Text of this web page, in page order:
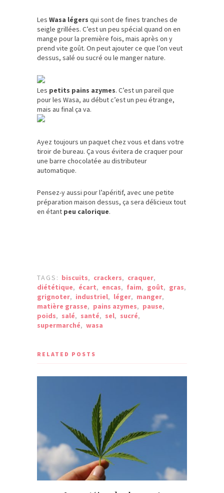
Les Wasa légers qui sont de fines tranches de
seigle grillées. C’est un peu spécial quand on en
mange pour la première fois, mais après on y
prend vite goût. On peut ajouter ce que l’on veut
dessus, salé ou sucré ou le manger nature.
Les petits pains azymes. C’est un pareil que
pour les Wasa, au début c’est un peu étrange,
mais au final ça va.
Ayez toujours un paquet chez vous et dans votre
tiroir de bureau. Ça vous évitera de craquer pour
une barre chocolatée au distributeur
automatique.
Pensez-y aussi pour l’apéritif, avec une petite
préparation maison dessus, ça sera délicieux tout
en étant peu calorique.
TAGS: biscuits, crackers, craquer,
diététique, écart, encas, faim, goût, gras,
grignoter, industriel, léger, manger,
matière grasse, pains azymes, pause,
poids, salé, santé, sel, sucré,
supermarché, wasa
RELATED POSTS